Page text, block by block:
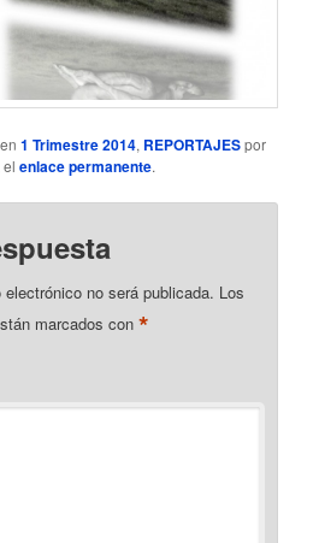
en1 Trimestre 2014, REPORTAJESpor
elenlace permanente.
no será publicada. Los
marcados con*